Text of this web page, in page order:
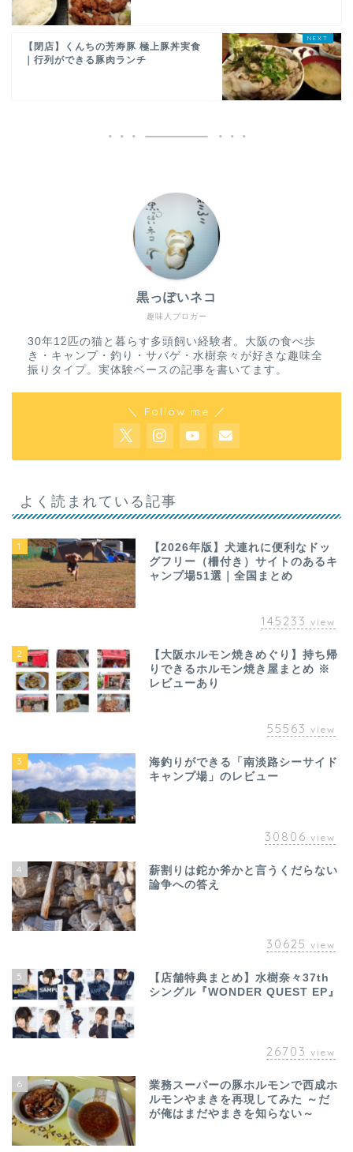
【閉店】くんちの芳寿豚 極上豚丼実食
｜行列ができる豚肉ランチ
趣味人ブロガー
黒っぽいネコ
30年12匹の猫と暮らす多頭飼い経験者。大阪の食べ歩
き・キャンプ・釣り・サバゲ・水樹奈々が好きな趣味全
振りタイプ。実体験ベースの記事を書いてます。
＼ Follow me ／
よく読まれている記事
1
【2026年版】犬連れに便利なドッ
グフリー（柵付き）サイトのあるキ
ャンプ場51選｜全国まとめ
145233 view
2
【大阪ホルモン焼きめぐり】持ち帰
りできるホルモン焼き屋まとめ ※
レビューあり
55563 view
3
海釣りができる「南淡路シーサイド
キャンプ場」のレビュー
30806 view
4
薪割りは鉈か斧かと言うくだらない
論争への答え
30625 view
5
【店舗特典まとめ】水樹奈々37th
シングル『WONDER QUEST EP』
26703 view
6
業務スーパーの豚ホルモンで西成ホ
ルモンやまきを再現してみた ～だ
が俺はまだやまきを知らない～